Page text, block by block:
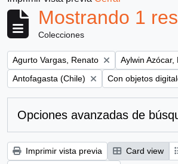
Mostrando 1
Colecciones
Remove filter:
Agurto Vargas, Renato Remove filter:
Aylwin Azócar,
Remove filter:
Antofagasta (Chile) Remove filter:
Con objetos
Opciones avanzadas de
Imprimir vista previa Card view